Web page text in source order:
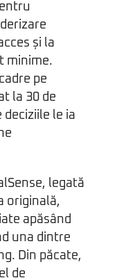
și la
minime.
pe
la 30 de
le ia
legată
originală,
apăsând
una dintre
Din păcate,
de